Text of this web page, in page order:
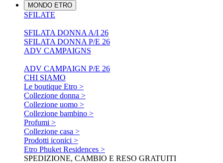
MONDO ETRO
SFILATE
SFILATA DONNA A/I 26
SFILATA DONNA P/E 26
ADV CAMPAIGNS
ADV CAMPAIGN P/E 26
CHI SIAMO
Le boutique Etro >
Collezione donna >
Collezione uomo >
Collezione bambino >
Profumi >
Collezione casa >
Prodotti iconici >
Etro Phuket Residences >
SPEDIZIONE, CAMBIO E RESO GRATUITI